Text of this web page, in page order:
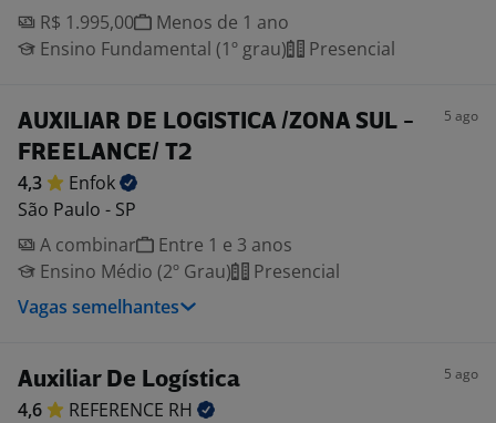
R$ 1.995,00
Menos de 1 ano
Ensino Fundamental (1º grau)
Presencial
AUXILIAR DE LOGISTICA /ZONA SUL -
FREELANCE/ T2
5 ago
4,3
Enfok
São Paulo - SP
A combinar
Entre 1 e 3 anos
Ensino Médio (2º Grau)
Presencial
Vagas semelhantes
Auxiliar De Logística 5 ago
4,6 REFERENCE RH